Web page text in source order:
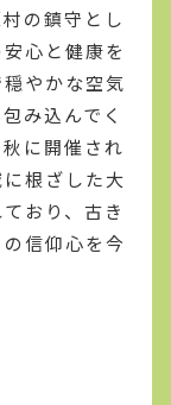
の鎮守とし
心と健康を
やかな空気
み込んでく
に開催され
根ざした大
おり、古き
信仰心を今